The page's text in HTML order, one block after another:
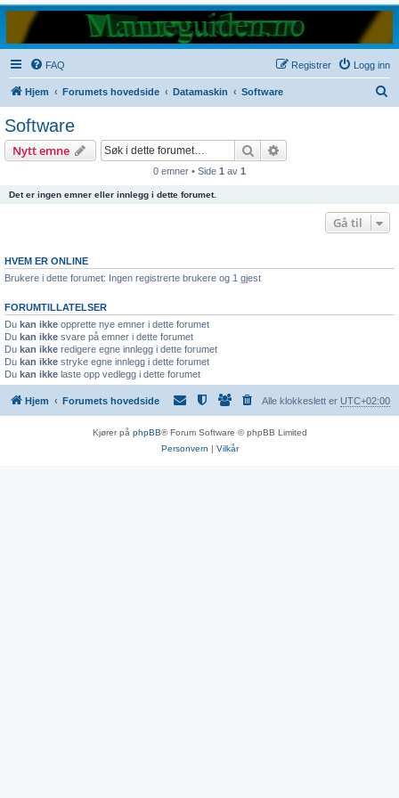
FAQ Logg inn
Registrer
Hjem Forumets hovedside Datamaskin Software
Software
Nytt emne Søk
0 emner • Side 1 av 1
Det er ingen emner eller innlegg i dette forumet.
Gå til
HVEM ER ONLINE
Brukere i dette forumet: Ingen registrerte brukere og 1 gjest
FORUMTILLATELSER
Du kan ikke opprette nye emner i dette forumet
Du kan ikke svare på emner i dette forumet
Du kan ikke redigere egne innlegg i dette forumet
Du kan ikke stryke egne innlegg i dette forumet
Du kan ikke laste opp vedlegg i dette forumet
Hjem Forumets hovedside Alle klokkeslett er UTC+02:00
Kjører på phpBB® Forum Software © phpBB Limited
Personvern | Vilkår